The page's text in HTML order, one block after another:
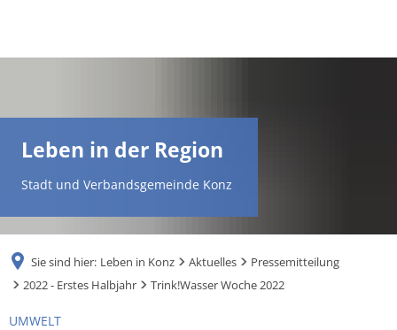
Leben in der Region
Stadt und Verbandsgemeinde Konz
Sie sind hier: Leben in Konz Aktuelles
Pressemitteilung
2022 - Erstes Halbjahr
Trink!Wasser Woche 2022
UMWELT